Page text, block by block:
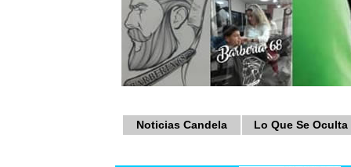
Noticias Candela Lo Que Se Oculta